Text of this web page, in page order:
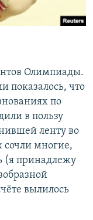
Олимпиады.
показалось, что
по
в пользу
ленту во
сочли многие,
(я принадлежу
вылилось